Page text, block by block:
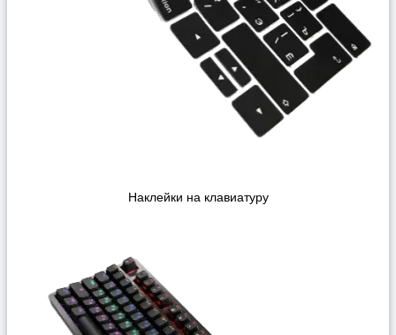
Наклейки на клавиатуру